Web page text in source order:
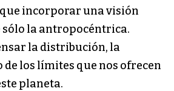
que incorporar una visión
la antropocéntrica.
la distribución, la
los límites que nos ofrecen
planeta.